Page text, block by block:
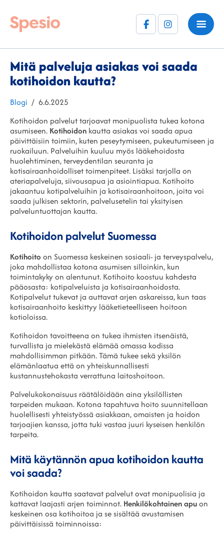
FacebookInstagram
Mitä palveluja asiakas voi saada
kotihoidon kautta?
Kategoriat
Blogi Julkaistu
6.6.2025
Kotihoidon palvelut tarjoavat monipuolista tukea kotona
asumiseen. Kotihoidon kautta asiakas voi saada apua
päivittäisiin toimiin, kuten peseytymiseen, pukeutumiseen ja
ruokailuun. Palveluihin kuuluu myös lääkehoidosta
huolehtiminen, terveydentilan seuranta ja
kotisairaanhoidolliset toimenpiteet. Lisäksi tarjolla on
ateriapalveluja, siivousapua ja asiointiapua. Kotihoito
jakaantuu kotipalveluihin ja kotisairaanhoitoon, joita voi
saada julkisen sektorin, palvelusetelin tai yksityisen
palveluntuottajan kautta.
Kotihoidon palvelut Suomessa
Kotihoito on Suomessa keskeinen sosiaali- ja terveyspalvelu,
joka mahdollistaa kotona asumisen silloinkin, kun
toimintakyky on alentunut. Kotihoito koostuu kahdesta
pääosasta: kotipalveluista ja kotisairaanhoidosta.
Kotipalvelut tukevat ja auttavat arjen askareissa, kun taas
kotisairaanhoito keskittyy lääketieteelliseen hoitoon
kotioloissa.
Kotihoidon tavoitteena on tukea ihmisten itsenäistä,
turvallista ja mielekästä elämää omassa kodissa
mahdollisimman pitkään. Tämä tukee sekä yksilön
elämänlaatua että on yhteiskunnallisesti
kustannustehokasta verrattuna laitoshoitoon.
Palvelukokonaisuus räätälöidään aina yksilöllisten
tarpeiden mukaan. Kotona tapahtuva hoito suunnitellaan
huolellisesti yhteistyössä asiakkaan, omaisten ja hoidon
tarjoajien kanssa, jotta tuki vastaa juuri kyseisen henkilön
tarpeita.
Mitä käytännön apua kotihoidon kautta
voi saada?
Kotihoidon kautta saatavat palvelut ovat monipuolisia ja
kattavat laajasti arjen toiminnot. Henkilökohtainen apuon
keskeinen osa kotihoitoa ja se sisältää avustamisen
päivittäisissä toiminnoissa: